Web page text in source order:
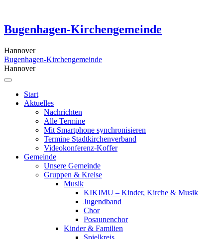
content
Bugenhagen-Kirchengemeinde
Hannover
Bugenhagen-Kirchengemeinde
Hannover
Start
Aktuelles
Nachrichten
Alle Termine
Mit Smartphone synchronisieren
Termine Stadtkirchenverband
Videokonferenz-Koffer
Gemeinde
Unsere Gemeinde
Gruppen & Kreise
Musik
KIKIMU – Kinder, Kirche & Musik
Jugendband
Chor
Posaunenchor
Kinder & Familien
Spielkreis